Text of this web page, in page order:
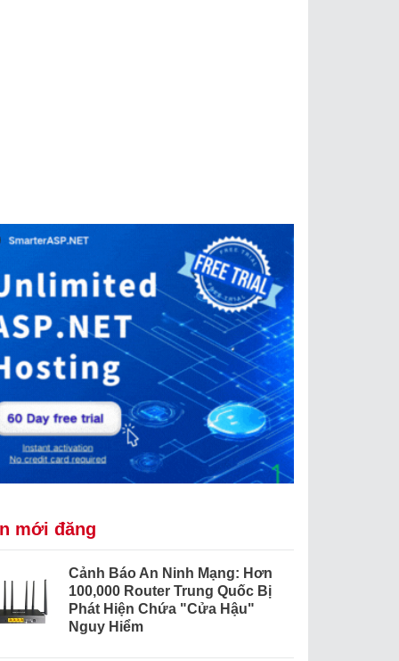
mới đăng
Cảnh Báo An Ninh Mạng: Hơn
100,000 Router Trung Quốc Bị
Phát Hiện Chứa "Cửa Hậu"
Nguy Hiểm